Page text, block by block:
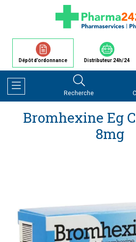
Dépôt d’ordonnance Distributeur 24h/24
Afficher la navigation
Recherche
Bromhexine Eg
8mg